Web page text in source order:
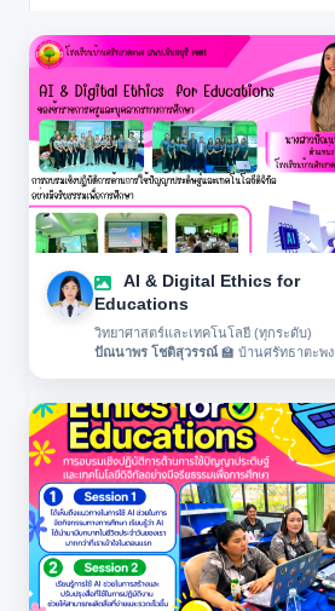
AI & Digital Ethics for
Educations
วิทยาศาสตร์และเทคโนโลยี (ทุกระดับ)
ปัณนาพร โชติสุวรรณ์ 🏫 บ้านศรัทธาตะพง